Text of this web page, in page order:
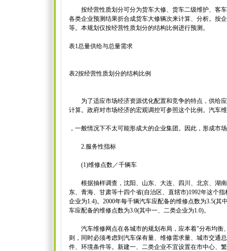
按经营性质划分可分为货车大修、货车二级维护、客车
各类企业预测结果折合成货车大修辆次来计算、分析。按
等。本规划仅按经营性质划分的结构比例进行预测。
表1总量供给与总量需求
表2按经营性质划分的结构比例
为了适应市场经济资源优化配置和竞争的特点，供给应
计算。政府对市场经济的宏观调控可参照这个比例。汽车
，一般情况下不太可能形成大的企业集团。因此，形成市
2.服务性指标
(1)维修点数／千辆车
根据抽样调查，沈阳、山东、大连、四川、北京、湖南
东、青海、甘肃等十四个省(自治区、直辖市)1992年这个
企业为1.4)。2000年每千辆汽车应配备的维修点数为3.5(其
车应配备的维修点数为3.0(其中一、二类企业为1.0)。
汽车维修网点在各城市的规划布局，应本着"分布均衡
则，同时必须考虑到汽车保有量、维修需求量、城市交通
件、环境条件等。新建一、二类企业不宜设置在市中心、